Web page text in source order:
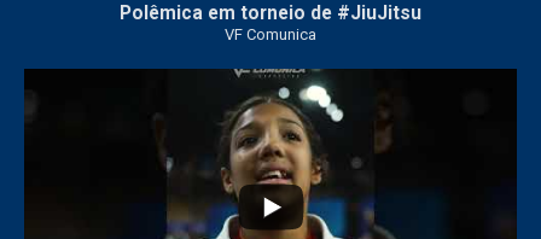
Polêmica em torneio de #JiuJitsu
VF Comunica